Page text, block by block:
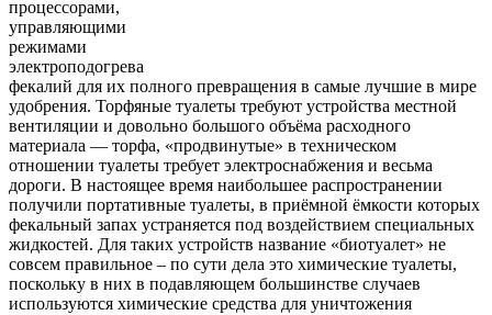
процессорами,
управляющими
режимами
электроподогрева
фекалий для их полного превращения в самые лучшие в мире
удобрения. Торфяные туалеты требуют устройства местной
вентиляции и довольно большого объёма расходного
материала — торфа, «продвинутые» в техническом
отношении туалеты требует электроснабжения и весьма
дороги. В настоящее время наибольшее распространении
получили портативные туалеты, в приёмной ёмкости которых
фекальный запах устраняется под воздействием специальных
жидкостей. Для таких устройств название «биотуалет» не
совсем правильное – по сути дела это химические туалеты,
поскольку в них в подавляющем большинстве случаев
используются химические средства для уничтожения